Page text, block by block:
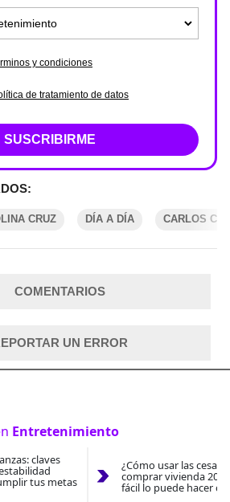
y condiciones
de tratamiento de datos
SUSCRIBIRME
CRUZ DÍA A DÍA CARLOS
COMENTARIOS
UN ERROR
Entretenimiento
claves
tus metas
¿Cómo usar las
comprar vivienda
fácil lo puede hacer